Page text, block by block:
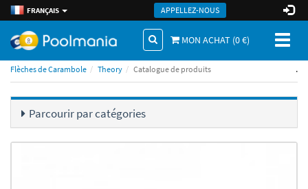
FRANÇAIS APPELLEZ-NOUS
MON ACHAT (0€)
Flèches de Carambole Theory Catalogue de produits .
Parcourir par catégories